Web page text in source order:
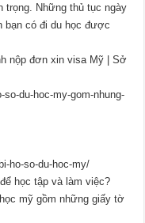
trọng. Những thủ tục ngày
bạn có đi du học được
nộp đơn xin visa Mỹ | Sở
du-hoc-my-gom-nhung-
ho-so-du-hoc-my/
học tập và làm việc?
mỹ gồm những giấy tờ